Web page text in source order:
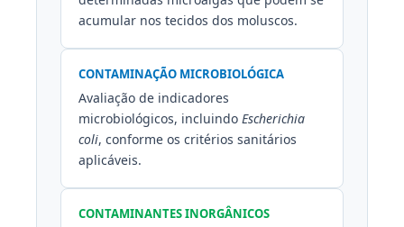
acumular nos tecidos dos moluscos.
CONTAMINAÇÃO MICROBIOLÓGICA
Avaliação de indicadores
microbiológicos, incluindo Escherichia
coli, conforme os critérios sanitários
aplicáveis.
CONTAMINANTES INORGÂNICOS